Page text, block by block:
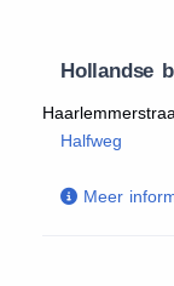
Hollandse
Halfweg
Meer